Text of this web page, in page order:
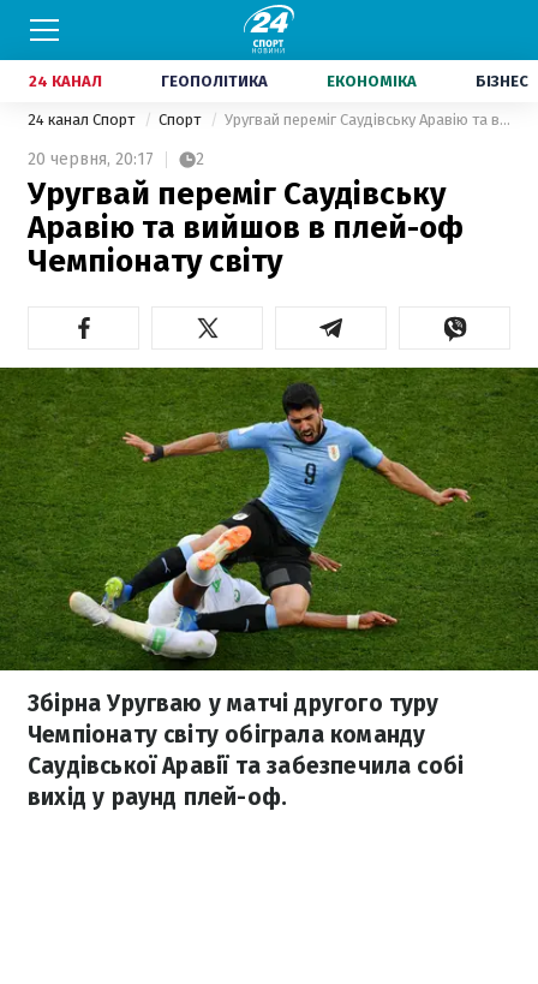
24 КАНАЛ ГЕОПОЛІТИКА ЕКОНОМІКА БІЗНЕС
24 канал Спорт Спорт Уругвай переміг Саудівську Аравію та вийшов в плей-оф Чемпіонату світу
20 червня, 20:17 2
Уругвай переміг Саудівську
Аравію та вийшов в плей-оф
Чемпіонату світу
Збірна Уругваю у матчі другого туру
Чемпіонату світу обіграла команду
Саудівської Аравії та забезпечила собі
вихід у раунд плей-оф.